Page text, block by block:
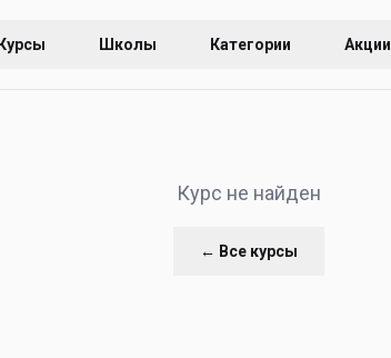
Курсы Школы Категории Акции
Курс не найден
← Все курсы